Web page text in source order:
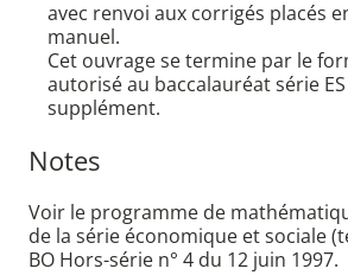
avec renvoi aux corrigés placés
manuel.
Cet ouvrage se termine par le
autorisé au baccalauréat série
supplément.
Notes
Voir le programme de
de la série économique et sociale
BO Hors-série n° 4 du 12 juin 1997.